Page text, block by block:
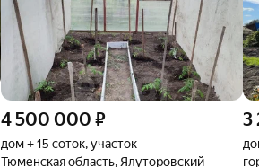
4 500 000 ₽
дом + 15 соток, участок
Тюменская область, Ялуторовский
3